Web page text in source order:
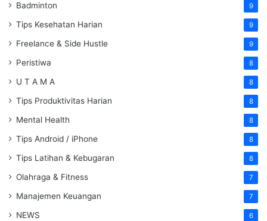
Badminton 9
Tips Kesehatan Harian 9
Freelance & Side Hustle 9
Peristiwa 8
U T A M A 8
Tips Produktivitas Harian 8
Mental Health 8
Tips Android / iPhone 8
Tips Latihan & Kebugaran 8
Olahraga & Fitness 7
Manajemen Keuangan 7
NEWS 6